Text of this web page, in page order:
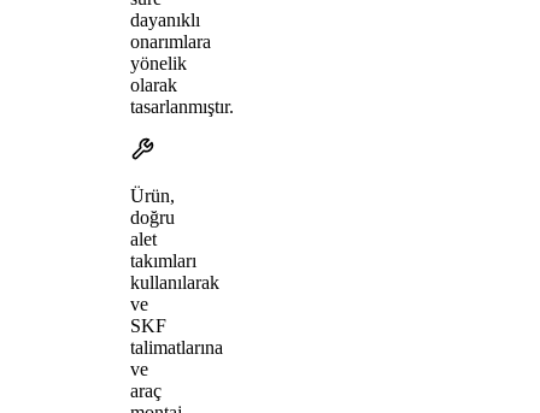
dayanıklı
onarımlara
yönelik
olarak
tasarlanmıştır.
Ürün,
doğru
alet
takımları
kullanılarak
ve
SKF
talimatlarına
ve
araç